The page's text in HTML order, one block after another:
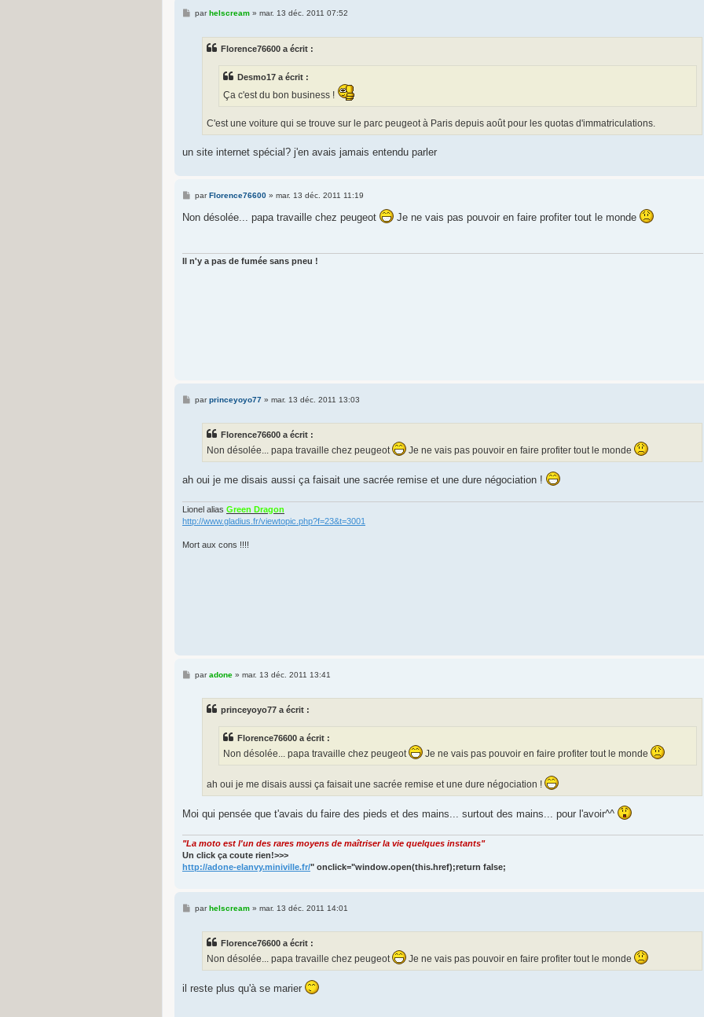
Mparhelscream» mar. 13 déc. 2011 07:52
Florence76600 a écrit :
Desmo17 a écrit :
Ça c'est du bon business !
C'est une voiture qui se trouve sur le parc peugeot à Paris depuis août pour les quotas d'immatriculations.
un site internet spécial? j'en avais jamais entendu parler
M
s
parFlorence76600» mar. 13 déc. 2011 11:19
Non désolée... papa travaille chez peugeot Je ne vais pas pouvoir en faire profiter tout le monde
Il n'y a pas de fumée sans pneu !
Mparprinceyoyo77» mar. 13 déc. 2011 13:03
Florence76600 a écrit :
Non désolée... papa travaille chez peugeot Je ne vais pas pouvoir en faire profiter tout le monde
ah oui je me disais aussi ça faisait une sacrée remise et une dure négociation !
Lionel alias Green Dragon
http://www.gladius.fr/viewtopic.php?f=23&t=3001
Mort aux cons !!!!
Mparadone» mar. 13 déc. 2011 13:41
princeyoyo77 a écrit :
Florence76600 a écrit :
Non désolée... papa travaille chez peugeot Je ne vais pas pouvoir en faire profiter tout le monde
ah oui je me disais aussi ça faisait une sacrée remise et une dure négociation !
Moi qui pensée que t'avais du faire des pieds et des mains... surtout des mains... pour l'avoir^^
"La moto est l'un des rares moyens de maîtriser la vie quelques instants"
Un click ça coute rien!>>>
http://adone-elanvy.miniville.fr/" onclick="window.open(this.href);return false;
Mparhelscream» mar. 13 déc. 2011 14:01
Florence76600 a écrit :
Non désolée... papa travaille chez peugeot Je ne vais pas pouvoir en faire profiter tout le monde
il reste plus qu'à se marier